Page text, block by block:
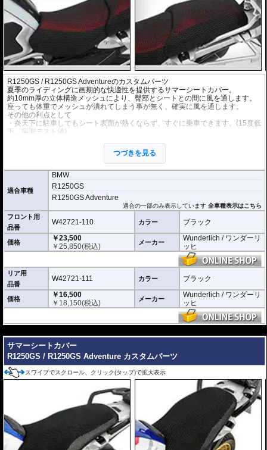
R1250GS / R1250GS Adventureのカスタムパーツ
夏季のライディングに画期的な快適性を提供するサマーシートカバー。
約10mm厚の立体構造メッシュにより、臀部とシートとの間に風を通します。
座っても体重でメッシュが潰れてしまう事が無く、確実に風を通します。
その他の利点として
・炎天下に駐車してもシート表面が熱くならず、すぐに乗車できます。(15度低
下。実測テスト値)
・材質は着脱が簡単なストレッチ素材で、純正シートに被せるだけで装着可
・汎用品ではなく車種別専用品なので、見た目もスマートです。
再販の要望が高かった「動研 サマーシートカバー」が同素材を使用してWunde
rlichより完全復活です。
つづきを見る
適合車種
BMW
R1250GS
R1250GS Adventure
適合の一部のみ表示しています全車種表示はこちら
フロント用
品番
W42721-110 カラー ブラック
価格
￥23,500
￥25,850(税込) メーカー
Wunderlich / ワンダーリ
ッヒ
リア用
品番
W42721-111 カラー ブラック
価格
￥16,500
￥ 18,150(税込) メーカー
Wunderlich / ワンダーリ
ッヒ
サマーシートカバー
R1250GS / R1250GS Adventure カスタムパーツ
スワイプでスクロール、クリック(タップ)で拡大表示